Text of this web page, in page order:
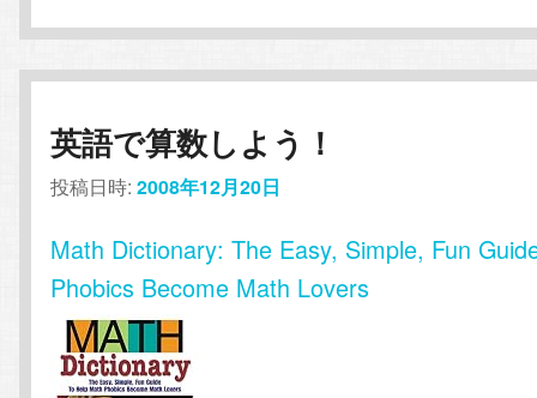
英語で算数しよう！
投稿日時:2008年12月20日
Math Dictionary: The Easy, Simple, Fun
Phobics Become Math Lovers